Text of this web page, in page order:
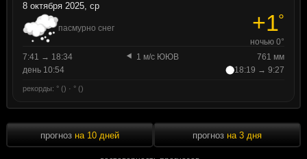
8 октября 2025, ср
пасмурно снег +1°
ночью 0°
7:41 → 18:34
1 м/с ЮЮВ
761 мм
день 10:54
18:19 → 9:27
рекорды: ° () · ° ()
прогноз на 10 дней прогноз на 3 дня